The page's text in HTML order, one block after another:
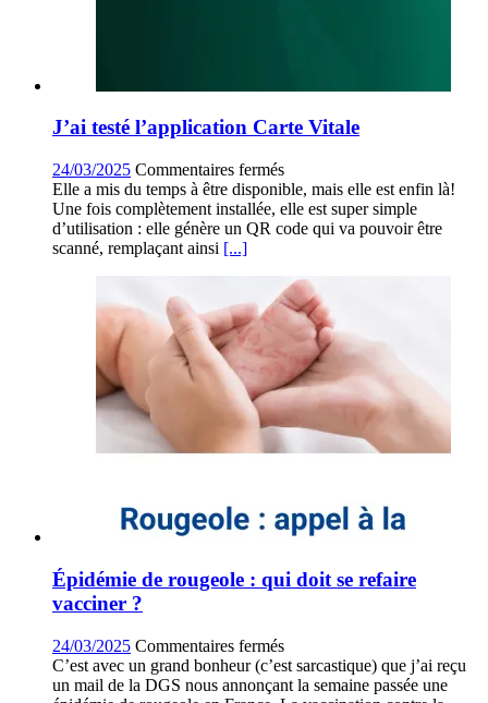
J’ai testé l’application Carte Vitale
24/03/2025 Commentaires ferméssur
J’ai
testé
l’application
Elle a mis du temps à être disponible, mais elle est enfin là!
Une fois complètement installée, elle est super simple
d’utilisation : elle génère un QR code qui va pouvoir être
scanné, remplaçant ainsi [...]
Épidémie de rougeole : qui doit se refaire
vacciner ?
24/03/2025 Commentaires ferméssur
Épidémie
de
C’est avec un grand bonheur (c’est sarcastique) que j’ai reçu
un mail de la DGS nous annonçant la semaine passée une